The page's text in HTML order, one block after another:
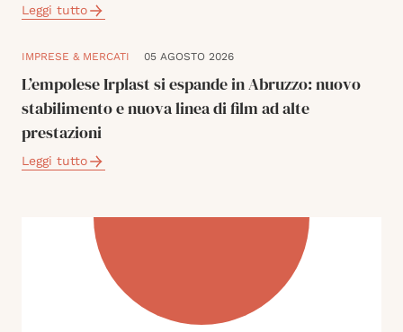
Leggi tutto
IMPRESE & MERCATI 05 AGOSTO 2026
L’empolese Irplast si espande in Abruzzo: nuovo
stabilimento e nuova linea di film ad alte
prestazioni
Leggi tutto